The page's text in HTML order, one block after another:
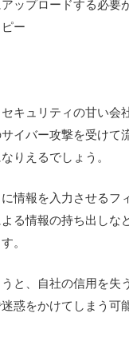
ップロードする必要
ー
キュリティの甘い会
イバー攻撃を受けて
りえるでしょう。
情報を入力させるフ
る情報の持ち出しな
。
と、自社の信用を失
惑をかけてしまう可